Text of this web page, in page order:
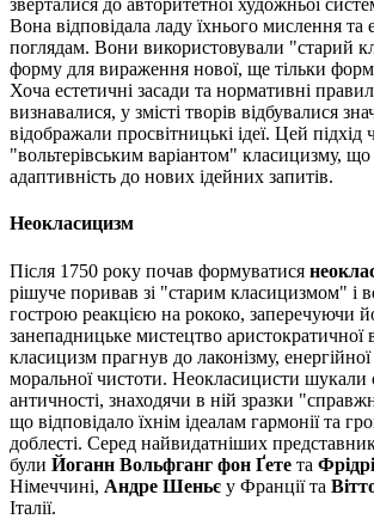
зверталися до авторитетної художньої
Вона відповідала ладу їхнього мислення та
поглядам. Вони використовували "старий
форму для вираження нової, ще тільки
Хоча естетичні засади та нормативні
визнавалися, у змісті творів відбувалися
відображали просвітницькі ідеї. Цей підхід
"вольтерівським варіантом" класицизму,
адаптивність до нових ідейних запитів.
Неокласицизм
Після 1750 року почав формуватися
рішуче поривав зі "старим класицизмом" і
гострою реакцією на рококо, заперечуючи
занепадницьке мистецтво аристократичної
класицизм прагнув до лаконізму, енергійної
моральної чистоти. Неокласицисти шукали
античності, знаходячи в ній зразки
що відповідало їхнім ідеалам гармонії та
доблесті. Серед найвидатніших
були Йоганн Вольфганг фон Ґете та
Німеччині, Андре Шеньє у Франції та
Італії.